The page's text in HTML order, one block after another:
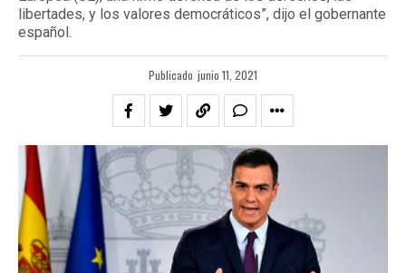
libertades, y los valores democráticos”, dijo el gobernante
español.
Publicado junio 11, 2021